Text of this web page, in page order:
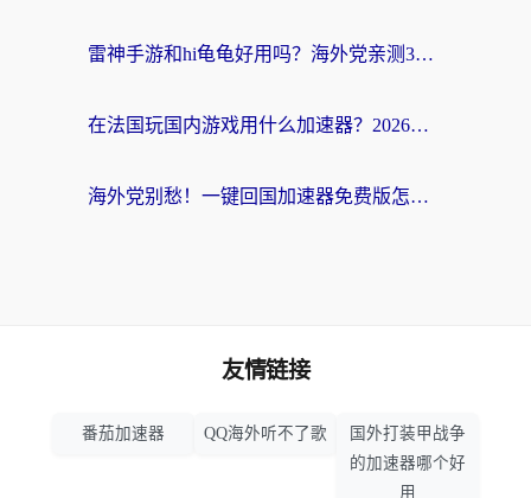
雷神手游和hi龟龟好用吗？海外党亲测3款回国加速器，教你选对国外到国内加速器
在法国玩国内游戏用什么加速器？2026实测解决延迟卡顿的实用指南
海外党别愁！一键回国加速器免费版怎么选？从踩坑到流畅访问的全攻略
友情链接
番茄加速器 QQ海外听不了歌
国外打装甲战争
的加速器哪个好
用